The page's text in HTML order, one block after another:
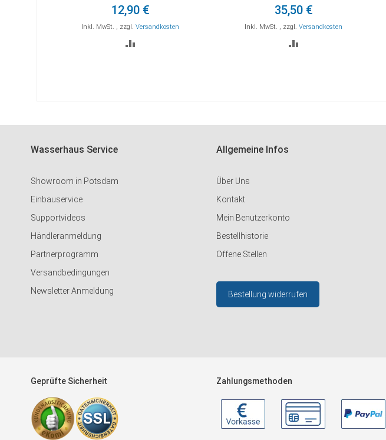
12,90 €
Inkl. MwSt. , zzgl.Versandkosten
35,50 €
Inkl. MwSt. , zzgl.Versandkosten
Wasserhaus Service
Showroom in Potsdam
Einbauservice
Supportvideos
Händleranmeldung
Partnerprogramm
Versandbedingungen
Newsletter Anmeldung
Allgemeine Infos
Über Uns
Kontakt
Mein Benutzerkonto
Bestellhistorie
Offene Stellen
Bestellung widerrufen
Geprüfte Sicherheit Zahlungsmethoden